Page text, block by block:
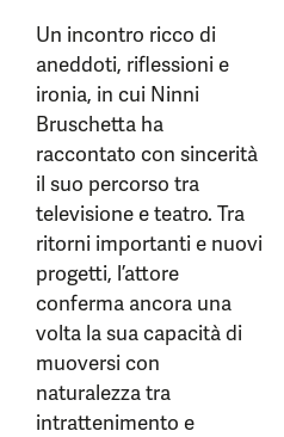
Un incontro ricco di
aneddoti, riflessioni e
ironia, in cui Ninni
Bruschetta ha
raccontato con sincerità
il suo percorso tra
televisione e teatro. Tra
ritorni importanti e nuovi
progetti, l’attore
conferma ancora una
volta la sua capacità di
muoversi con
naturalezza tra
intrattenimento e